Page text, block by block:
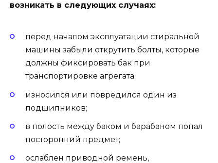
возникать в следующих случаях:
перед началом эксплуатации стиральной
машины забыли открутить болты, которые
должны фиксировать бак при
транспортировке агрегата;
износился или повредился один из
подшипников;
в полость между баком и барабаном попал
посторонний предмет;
ослаблен приводной ремень,